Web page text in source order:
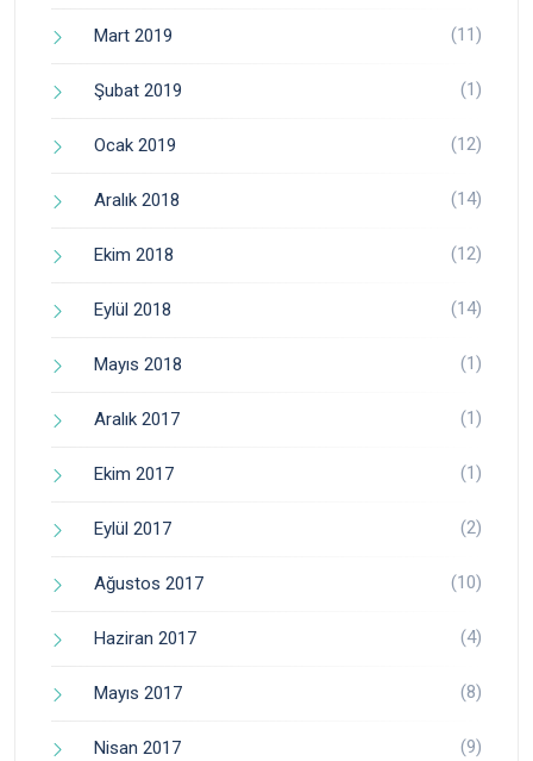
Mart 2019 (11)
Şubat 2019 (1)
Ocak 2019 (12)
Aralık 2018 (14)
Ekim 2018 (12)
Eylül 2018 (14)
Mayıs 2018 (1)
Aralık 2017 (1)
Ekim 2017 (1)
Eylül 2017 (2)
Ağustos 2017 (10)
Haziran 2017 (4)
Mayıs 2017 (8)
Nisan 2017 (9)